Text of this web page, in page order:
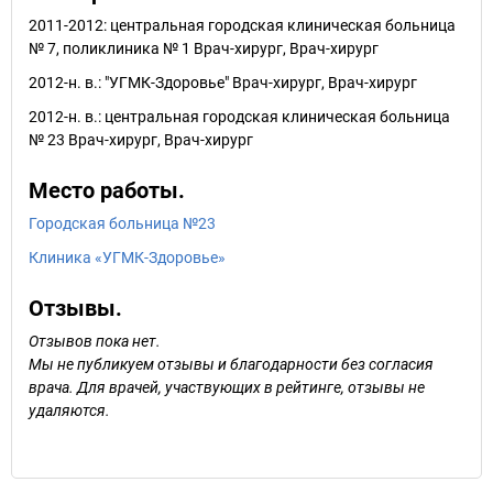
2011-2012: центральная городская клиническая больница
№ 7, поликлиника № 1 Врач-хирург, Врач-хирург
2012-н. в.: "УГМК-Здоровье" Врач-хирург, Врач-хирург
2012-н. в.: центральная городская клиническая больница
№ 23 Врач-хирург, Врач-хирург
Место работы.
Городская больница №23
Клиника «УГМК-Здоровье»
Отзывы.
Отзывов пока нет.
Мы не публикуем отзывы и благодарности без согласия
врача. Для врачей, участвующих в рейтинге, отзывы не
удаляются.